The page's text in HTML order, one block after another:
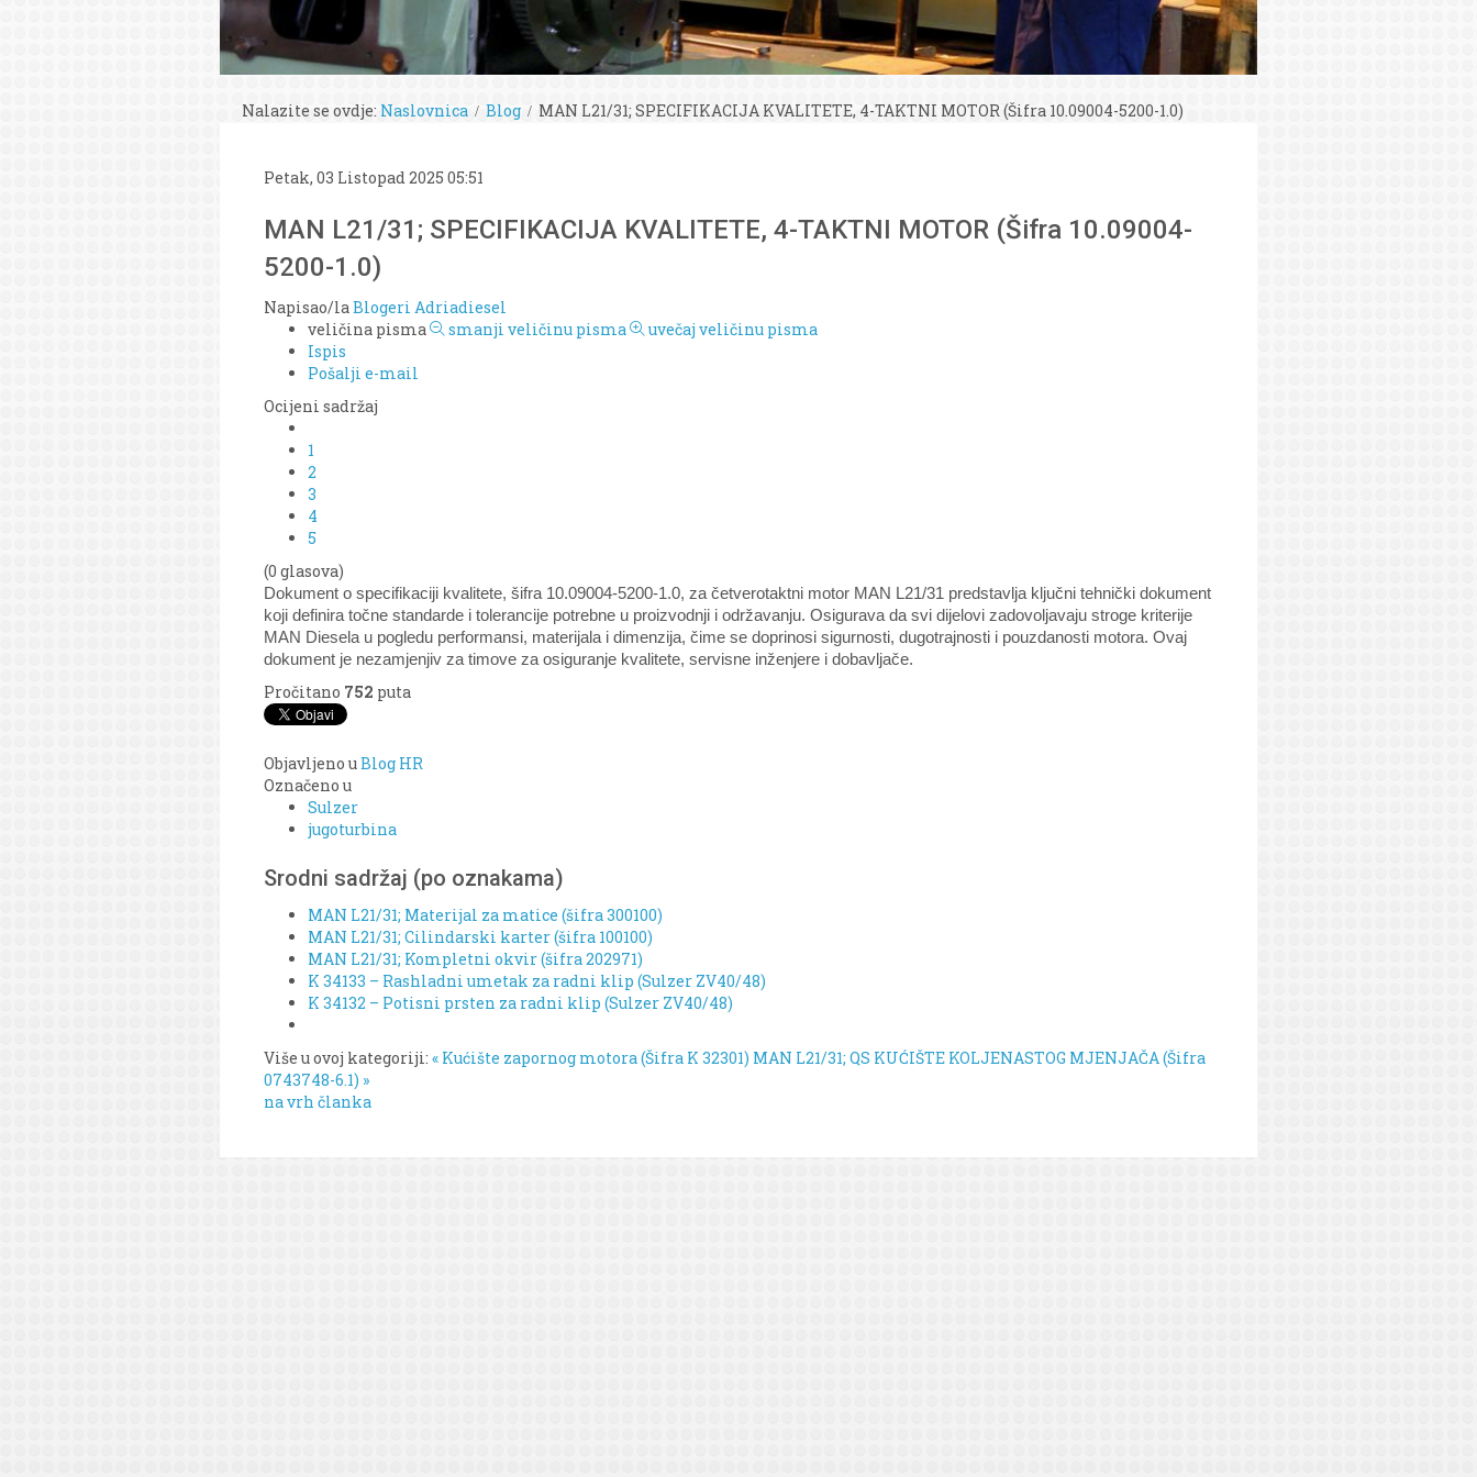
Nalazite se ovdje: Naslovnica Blog MAN L21/31; SPECIFIKACIJA KVALITETE, 4-TAKTNI MOTOR (Šifra 10.09004-5200-1.0)
Petak, 03 Listopad 2025 05:51
MAN L21/31; SPECIFIKACIJA KVALITETE, 4-TAKTNI MOTOR (Šifra 10.09004-
5200-1.0)
Napisao/laBlogeri Adriadiesel
veličina pisma
smanji veličinu pisma
uvečaj veličinu pisma
Ispis
Pošalji e-mail
Ocijeni sadržaj
1
2
3
4
5
(0 glasova)
Dokument o specifikaciji kvalitete, šifra 10.09004-5200-1.0, za četverotaktni motor MAN L21/31 predstavlja ključni tehnički dokument
koji definira točne standarde i tolerancije potrebne u proizvodnji i održavanju. Osigurava da svi dijelovi zadovoljavaju stroge kriterije
MAN Diesela u pogledu performansi, materijala i dimenzija, čime se doprinosi sigurnosti, dugotrajnosti i pouzdanosti motora. Ovaj
dokument je nezamjenjiv za timove za osiguranje kvalitete, servisne inženjere i dobavljače.
Pročitano 752 puta
Objavljeno uBlog HR
Označeno u
Sulzer
jugoturbina
Srodni sadržaj (po oznakama)
MAN L21/31; Materijal za matice (šifra 300100)
MAN L21/31; Cilindarski karter (šifra 100100)
MAN L21/31; Kompletni okvir (šifra 202971)
K 34133 – Rashladni umetak za radni klip (Sulzer ZV40/48)
K 34132 – Potisni prsten za radni klip (Sulzer ZV40/48)
Više u ovoj kategoriji: « Kućište zapornog motora (Šifra K 32301) MAN L21/31; QS KUĆIŠTE KOLJENASTOG MJENJAČA (Šifra
0743748-6.1) »
na vrh članka